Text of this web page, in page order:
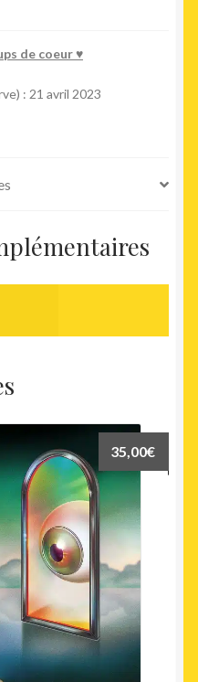
de coeur ♥︎
: 21 avril 2023
35,00€